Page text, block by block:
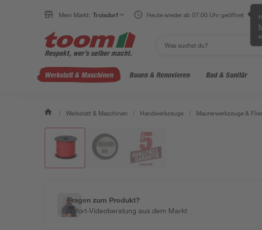
Mein Markt: Troisdorf Heute wieder ab 07:00 Uhr geöffnet
Werkstatt & Maschinen Bauen & Renovieren Bad & Sanitär
/ Werkstatt & Maschinen / Handwerkzeuge / Maurerwerkzeuge &
Fragen zum Produkt?
Sofort-Videoberatung aus dem Markt